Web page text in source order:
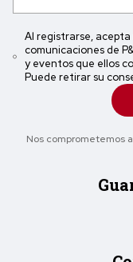
Al registrarse,
comunicaciones de
y eventos que ellos
Puede retirar su
Nos comprometemos